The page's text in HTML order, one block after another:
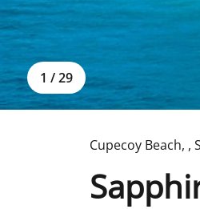
1 / 29
Cupecoy Beach, ,